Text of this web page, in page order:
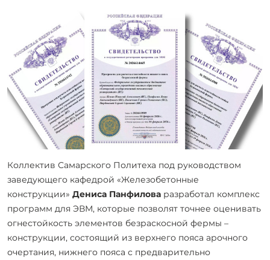
Коллектив Самарского Политеха под руководством
заведующего кафедрой «Железобетонные
конструкции» Дениса Панфилова разработал комплекс
программ для ЭВМ, которые позволят точнее оценивать
огнестойкость элементов безраскосной фермы –
конструкции, состоящий из верхнего пояса арочного
очертания, нижнего пояса с предварительно